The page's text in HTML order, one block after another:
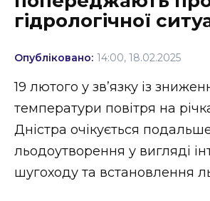
Освіта
Події
Політика
Соціум
Спорт
гідрологічної
Опубліковано: 14:00, 18.02.2025
19 лютого у зв’язку iз
температури повiтря на
Днiстра очiкується
льодоутворення у виглядi
шугоходу та встановлення